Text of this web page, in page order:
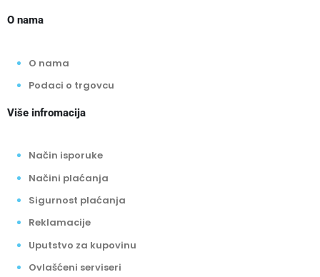
O nama
O nama
Podaci o trgovcu
Više infromacija
Način isporuke
Načini plaćanja
Sigurnost plaćanja
Reklamacije
Uputstvo za kupovinu
Ovlašćeni serviseri